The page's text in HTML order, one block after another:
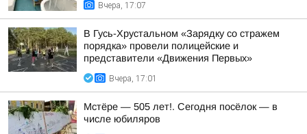
Вчера, 17:07
В Гусь-Хрустальном «Зарядку со стражем
порядка» провели полицейские и
представители «Движения Первых»
Вчера, 17:01
Мстёре — 505 лет!. Сегодня посёлок — в
числе юбиляров